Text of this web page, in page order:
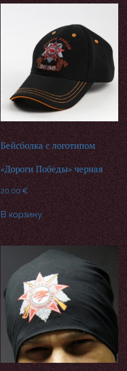
Бейсболка с логотипом
«Дороги Победы» черная
20,00€
В корзину